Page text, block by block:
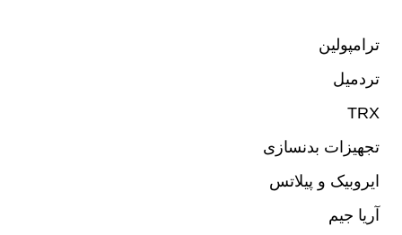
ترامپولین
تردمیل
TRX
تجهیزات بدنسازی
ایروبیک و پیلاتس
آریا جیم